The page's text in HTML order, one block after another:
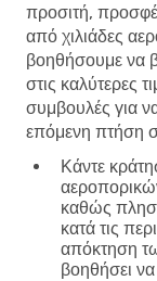
προσιτή,
από χιλιάδες
βοηθήσουμε να
στις καλύτερες
συμβουλές για
επόμενη πτήση
Κάντε
καθώς
κατά τις
απόκτηση
βοηθήσει